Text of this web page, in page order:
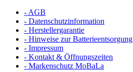
- AGB
- Datenschutzinformation
- Herstellergarantie
- Hinweise zur Batterieentsorgung
- Impressum
- Kontakt & Öffnungszeiten
- Markenschutz MoBaLa